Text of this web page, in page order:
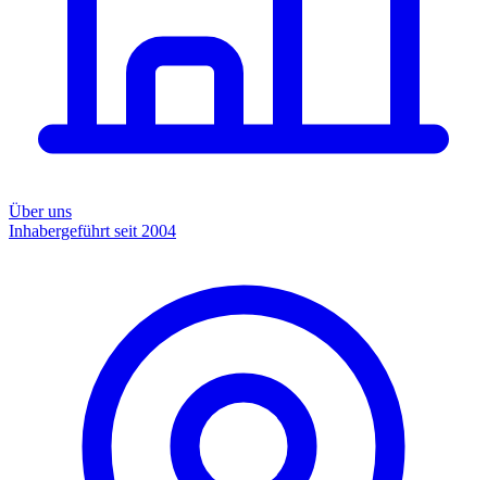
Über uns
Inhabergeführt seit 2004